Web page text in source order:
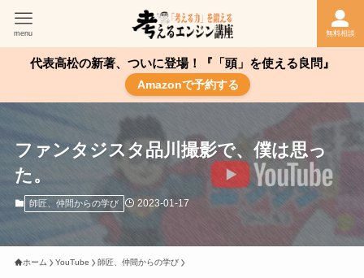
無料相談
menu
代表高松の新著、ついに登場！『「頭」を使える良問』
Amazonで予約する
ファンタジスタ品川撮影で、僕は思っ
た。
師匠、仲間からの学び 2023-01-17
ホーム YouTube 師匠、仲間からの学び